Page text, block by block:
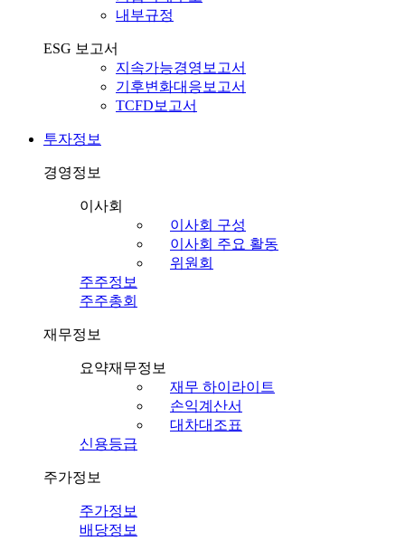
내부규정
ESG 보고서
지속가능경영보고서
기후변화대응보고서
TCFD보고서
투자정보
경영정보
이사회
이사회 구성
이사회 주요 활동
위원회
주주정보
주주총회
재무정보
요약재무정보
재무 하이라이트
손익계산서
대차대조표
신용등급
주가정보
주가정보
배당정보